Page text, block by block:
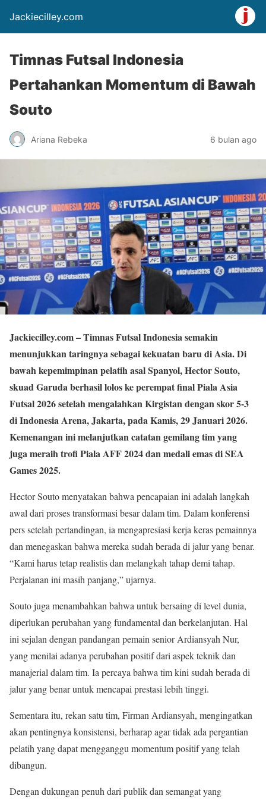
Jackiecilley.com
Timnas Futsal Indonesia
Pertahankan Momentum di Bawah
Souto
Ariana Rebeka 6 bulan ago
Jackiecilley.com– Timnas Futsal Indonesia semakin
menunjukkan taringnya sebagai kekuatan baru di Asia. Di
bawah kepemimpinan pelatih asal Spanyol, Hector Souto,
skuad Garuda berhasil lolos ke perempat final Piala Asia
Futsal 2026 setelah mengalahkan Kirgistan dengan skor 5-3
di Indonesia Arena, Jakarta, pada Kamis, 29 Januari 2026.
Kemenangan ini melanjutkan catatan gemilang tim yang
juga meraih trofi Piala AFF 2024 dan medali emas di SEA
Games 2025.
Hector Souto menyatakan bahwa pencapaian ini adalah langkah
awal dari proses transformasi besar dalam tim. Dalam konferensi
pers setelah pertandingan, ia mengapresiasi kerja keras pemainnya
dan menegaskan bahwa mereka sudah berada di jalur yang benar.
“Kami harus tetap realistis dan melangkah tahap demi tahap.
Perjalanan ini masih panjang,” ujarnya.
Souto juga menambahkan bahwa untuk bersaing di level dunia,
diperlukan perubahan yang fundamental dan berkelanjutan. Hal
ini sejalan dengan pandangan pemain senior Ardiansyah Nur,
yang menilai adanya perubahan positif dari aspek teknik dan
manajerial dalam tim. Ia percaya bahwa tim kini sudah berada di
jalur yang benar untuk mencapai prestasi lebih tinggi.
Sementara itu, rekan satu tim, Firman Ardiansyah, mengingatkan
akan pentingnya konsistensi, berharap agar tidak ada pergantian
pelatih yang dapat mengganggu momentum positif yang telah
dibangun.
Dengan dukungan penuh dari publik dan semangat yang